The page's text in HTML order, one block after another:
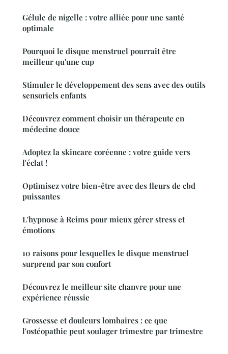
Gélule de nigelle : votre alliée pour une santé
optimale
Pourquoi le disque menstruel pourrait être
meilleur qu'une cup
Stimuler le développement des sens avec des outils
sensoriels enfants
Découvrez comment choisir un thérapeute en
médecine douce
Adoptez la skincare coréenne : votre guide vers
l'éclat !
Optimisez votre bien-être avec des fleurs de cbd
puissantes
L'hypnose à Reims pour mieux gérer stress et
émotions
10 raisons pour lesquelles le disque menstruel
surprend par son confort
Découvrez le meilleur site chanvre pour une
expérience réussie
Grossesse et douleurs lombaires : ce que
l'ostéopathie peut soulager trimestre par trimestre